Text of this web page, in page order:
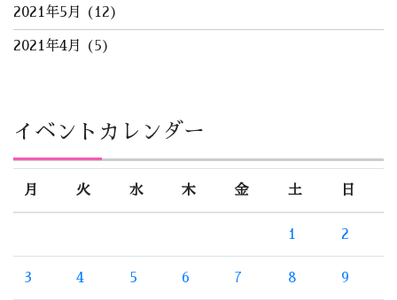
2021年5月 (12)
2021年4月 (5)
イベントカレンダー
月 火 水 木 金 土 日
1 2
3 4 5 6 7 8 9